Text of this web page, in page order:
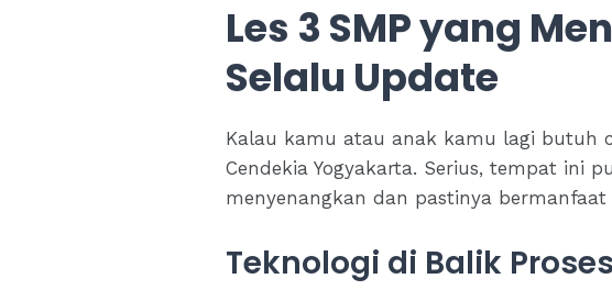
Les 3 SMP yang
Selalu Update
Kalau kamu atau anak kamu lagi butuh
Cendekia Yogyakarta. Serius, tempat ini
menyenangkan dan pastinya
Teknologi di Balik